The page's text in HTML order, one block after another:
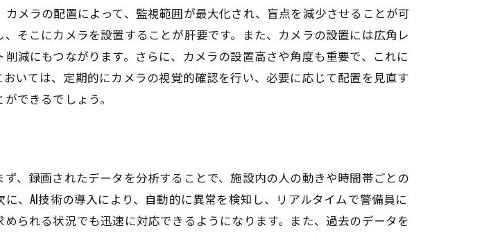
メラの配置によって、監視範囲が最大化され、盲点を減少させることが可
そこにカメラを設置することが肝要です。また、カメラの設置には広角レ
減にもつながります。さらに、カメラの設置高さや角度も重要で、これに
いては、定期的にカメラの視覚的確認を行い、必要に応じて配置を見直す
できるでしょう。
、録画されたデータを分析することで、施設内の人の動きや時間帯ごとの
、AI技術の導入により、自動的に異常を検知し、リアルタイムで警備員に
られる状況でも迅速に対応できるようになります。また、過去のデータを